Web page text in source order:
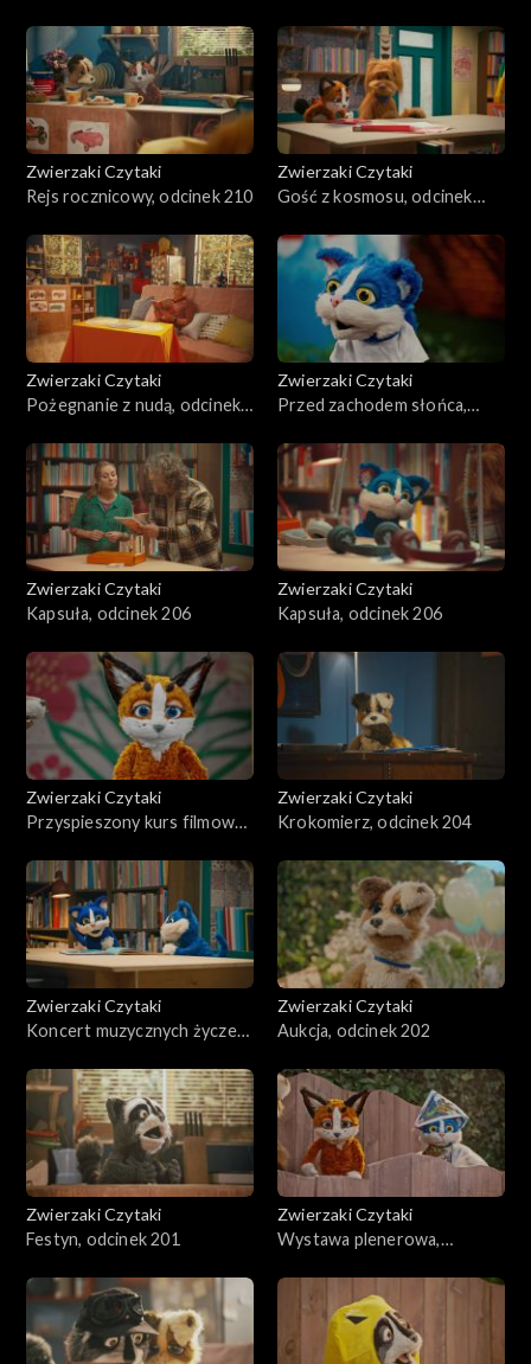
Zwierzaki Czytaki
Rejs rocznicowy, odcinek 210
Zwierzaki Czytaki
Gość z kosmosu, odcinek
Zwierzaki Czytaki
Pożegnanie z nudą, odcinek
Zwierzaki Czytaki
Przed zachodem słońca,
Zwierzaki Czytaki
Kapsuła, odcinek 206
Zwierzaki Czytaki
Kapsuła, odcinek 206
Zwierzaki Czytaki
Przyspieszony kurs filmowy,
Zwierzaki Czytaki
Krokomierz, odcinek 204
Zwierzaki Czytaki
Koncert muzycznych życzeń,
Zwierzaki Czytaki
Aukcja, odcinek 202
Zwierzaki Czytaki
Festyn, odcinek 201
Zwierzaki Czytaki
Wystawa plenerowa,